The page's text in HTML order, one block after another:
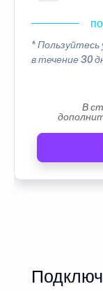
* Пользуйтесь
в течение 30
В